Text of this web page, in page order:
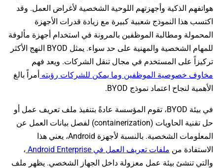
هواتفهم الذكية وأجهزتهم اللوحية الشخصية لأغراض العمل. وقد
اكتسب هذا النموذج شعبية كبيرة مع زيادة قدرات الأجهزة
المحمولة ومطالبة الموظفين بالمرونة في استخدام أجهزة مألوفة
للمهام الشخصية والمهنية على حد سواء. يمثل BYOD النهج الأكثر
تركيزاً على المستخدم في مجال تنقل الشركات. ويعد فهم
مخاوف خصوصية الموظفين وما يمكن للشركات رؤيته أمراً بالغ
الأهمية لنجاح اعتماد نموذج BYOD.
في بيئة BYOD، تقوم المؤسسة عادةً بتنفيذ ملف تعريف عمل أو
حل تقنية الحاويات (containerization) لفصل بيانات العمل عن
المعلومات الشخصية. بالنسبة لأجهزة Android، يعني هذا
الاستفادة من ملفات تعريف العمل في Android Enterprise
،
والتي تنشئ بيئة عمل معزولة داخل الجهاز الشخصي. يظهر ملف